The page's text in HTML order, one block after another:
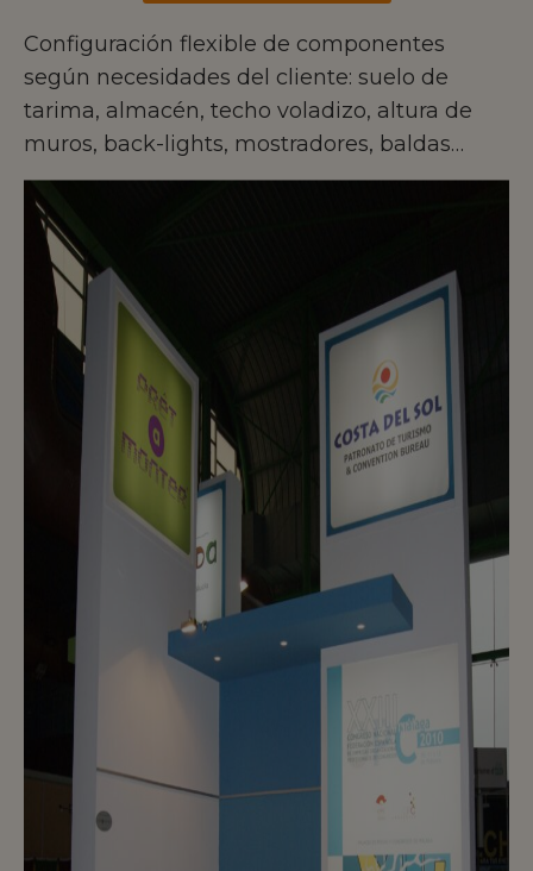
Configuración flexible de componentes
según necesidades del cliente: suelo de
tarima, almacén, techo voladizo, altura de
muros, back-lights, mostradores, baldas…